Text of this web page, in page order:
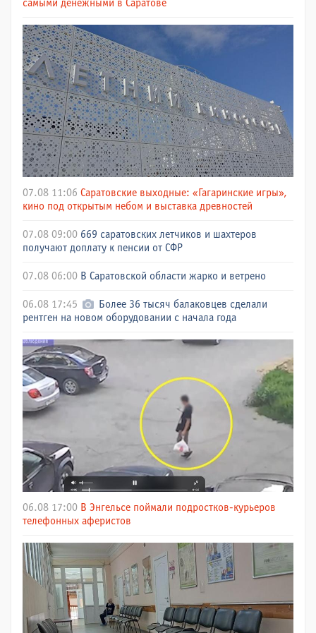
самыми денежными в Саратове
07.08 11:06 Саратовские выходные: «Гагаринские игры»,
кино под открытым небом и выставка древностей
07.08 09:00 669 саратовских летчиков и шахтеров
получают доплату к пенсии от СФР
07.08 06:00 В Саратовской области жарко и ветрено
06.08 17:45
Более 36 тысяч балаковцев сделали
рентген на новом оборудовании с начала года
06.08 17:00 В Энгельсе поймали подростков-курьеров
телефонных аферистов